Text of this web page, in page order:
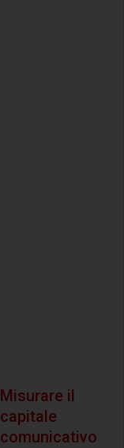
Misurare il
capitale
comunicativo